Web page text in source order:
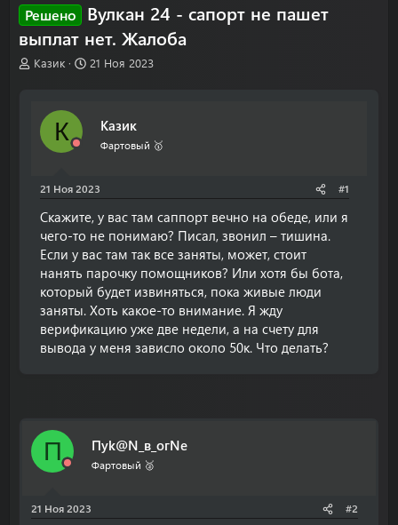
Решено
Вулкан 24 - сапорт не пашет
выплат нет. Жалоба
А
ы
Казик
Д
л
21 Ноя 2023
К Казик
Фартовый 🥇
21 Ноя 2023 #1
Скажите, у вас там саппорт вечно на обеде, или я
чего-то не понимаю? Писал, звонил – тишина.
Если у вас там так все заняты, может, стоит
нанять парочку помощников? Или хотя бы бота,
который будет извиняться, пока живые люди
заняты. Хоть какое-то внимание. Я жду
верификацию уже две недели, а на счету для
вывода у меня зависло около 50к. Что делать?
П Пyk@N_в_огNe
Фартовый 🥈
21 Ноя 2023 #2